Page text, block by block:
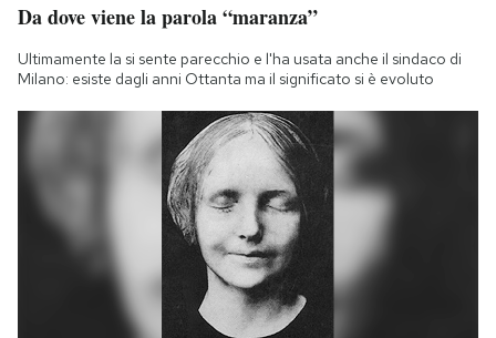
Da dove viene la parola “maranza”
Ultimamente la si sente parecchio e l'ha usata anche il sindaco di
Milano: esiste dagli anni Ottanta ma il significato si è evoluto